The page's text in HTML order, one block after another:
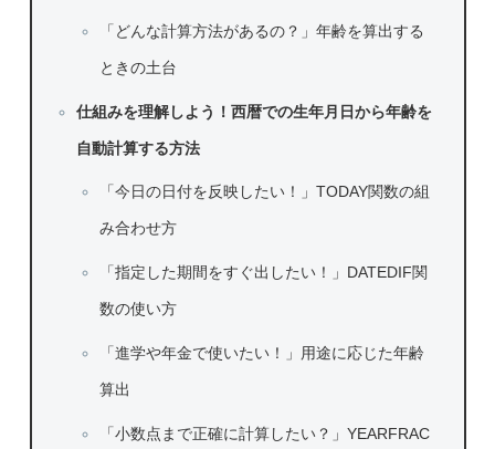
「どんな計算方法があるの？」年齢を算出する
ときの土台
仕組みを理解しよう！西暦での生年月日から年齢を
自動計算する方法
「今日の日付を反映したい！」TODAY関数の組
み合わせ方
「指定した期間をすぐ出したい！」DATEDIF関
数の使い方
「進学や年金で使いたい！」用途に応じた年齢
算出
「小数点まで正確に計算したい？」YEARFRAC